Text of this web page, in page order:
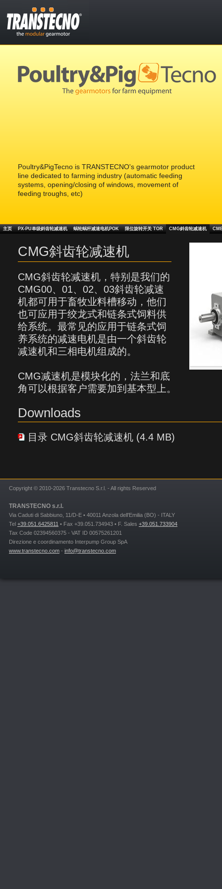
Poultry&PigTecno is TRANSTECNO's gearmotor product
line dedicated to farming industry (automatic feeding
systems, opening/closing of windows, movement of
feeding troughs, etc)
主页 PX‑PU单级斜齿轮减速机 蜗轮蜗杆减速电机POK 限位旋转开关 TOR CMG斜齿轮减速机
CMG斜齿轮减速机
CMG斜齿轮减速机，特别是我们的
CMG00、01、02、03斜齿轮减速
机都可用于畜牧业料槽移动，他们
也可应用于绞龙式和链条式饲料供
给系统。最常见的应用于链条式饲
养系统的减速电机是由一个斜齿轮
减速机和三相电机组成的。
CMG减速机是模块化的，法兰和底
角可以根据客户需要加到基本型上。
Downloads
目录 CMG斜齿轮减速机 (4.4 MB)
Copyright © 2010-2026 Transtecno S.r.l. - All rights Reserved
TRANSTECNO s.r.l.
Via Caduti di Sabbiuno, 11/D-E • 40011 Anzola dell'Emilia (BO) - ITALY
Tel +39.051.6425811 • Fax +39.051.734943 • F. Sales +39.051.733904
Tax Code 02394560375 - VAT ID 00575261201
Direzione e coordinamento Interpump Group SpA
www.transtecno.com - info@transtecno.com